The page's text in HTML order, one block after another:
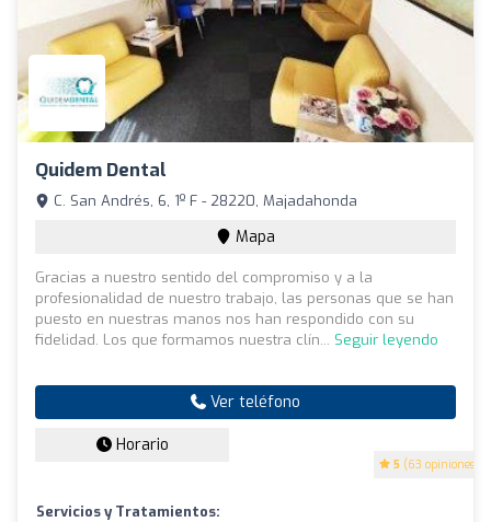
Quidem Dental
5 (63 opiniones)
C. San Andrés, 6, 1º F - 28220, Majadahonda
Mapa
Gracias a nuestro sentido del compromiso y a la
profesionalidad de nuestro trabajo, las personas que se han
puesto en nuestras manos nos han respondido con su
fidelidad. Los que formamos nuestra clín... Seguir leyendo
Ver teléfono
Horario
Servicios y Tratamientos: